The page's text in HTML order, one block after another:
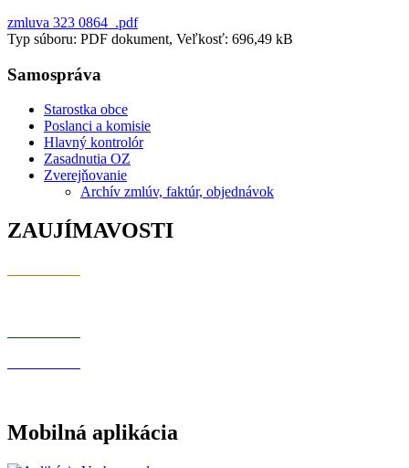
zmluva 323 0864_.pdf
Typ súboru: PDF dokument, Veľkosť: 696,49 kB
Samospráva
Starostka obce
Poslanci a komisie
Hlavný kontrolór
Zasadnutia OZ
Zverejňovanie
Archív zmlúv, faktúr, objednávok
ZAUJÍMAVOSTI
Mobilná aplikácia